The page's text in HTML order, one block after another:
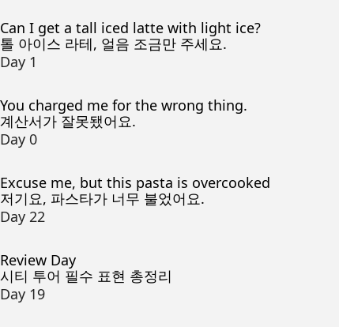
Can I get a tall iced latte with light ice?
톨 아이스 라테, 얼음 조금만 주세요.
Day 1
You charged me for the wrong thing.
계산서가 잘못됐어요.
Day 0
Excuse me, but this pasta is overcooked
저기요, 파스타가 너무 불었어요.
Day 22
Review Day
시티 투어 필수 표현 총정리
Day 19